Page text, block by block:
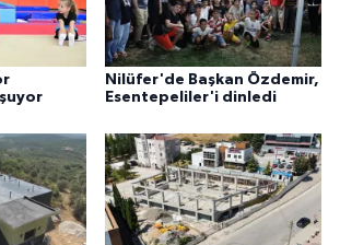
Nilüfer'de Başkan Özdemir,
Esentepeliler'i dinledi